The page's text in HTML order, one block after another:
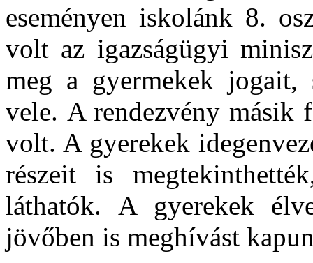
eseményen iskolánk 8.
volt az igazságügyi
meg a gyermekek
vele. A rendezvény másik
volt. A gyerekek
részeit is
láthatók. A gyerekek
jövőben is meghívást